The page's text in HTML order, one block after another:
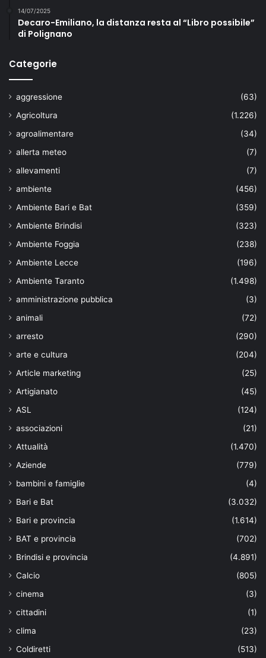
14/07/2025
Decaro-Emiliano, la distanza resta al “Libro possibile”
di Polignano
Categorie
aggressione
(63)
Agricoltura
(1.226)
agroalimentare
(34)
allerta meteo
(7)
allevamenti
(7)
ambiente
(456)
Ambiente Bari e Bat
(359)
Ambiente Brindisi
(323)
Ambiente Foggia
(238)
Ambiente Lecce
(196)
Ambiente Taranto
(1.498)
amministrazione pubblica
(3)
animali
(72)
arresto
(290)
arte e cultura
(204)
Article marketing
(25)
Artigianato
(45)
ASL
(124)
associazioni
(21)
Attualità
(1.470)
Aziende
(779)
bambini e famiglie
(4)
Bari e Bat
(3.032)
Bari e provincia
(1.614)
BAT e provincia
(702)
Brindisi e provincia
(4.891)
Calcio
(805)
cinema
(3)
cittadini
(1)
clima
(23)
Coldiretti
(513)